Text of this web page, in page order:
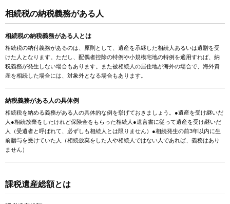
相続税の納税義務がある人
相続税の納税義務がある人とは
相続税の納付義務があるのは、原則として、遺産を承継した相続人あるいは遺贈を受
けた人となります。ただし、配偶者控除の特例や小規模宅地の特例を適用すれば、納
税義務が発生しない場合もあります。また被相続人の居住地が海外の場合で、海外資
産を相続した場合には、対象外となる場合もあります。
納税義務がある人の具体例
相続税を納める義務がある人の具体的な例を挙げておきましょう。●遺産を受け継いだ
人●相続放棄をしたけれど保険金をもらった相続人●遺言書に従って遺産を受け継いだ
人（受遺者と呼ばれて、必ずしも相続人とは限りません）●相続発生の前3年以内に生
前贈与を受けていた人（相続放棄をした人や相続人ではない人であれば、義務はあり
ません）
課税遺産総額とは